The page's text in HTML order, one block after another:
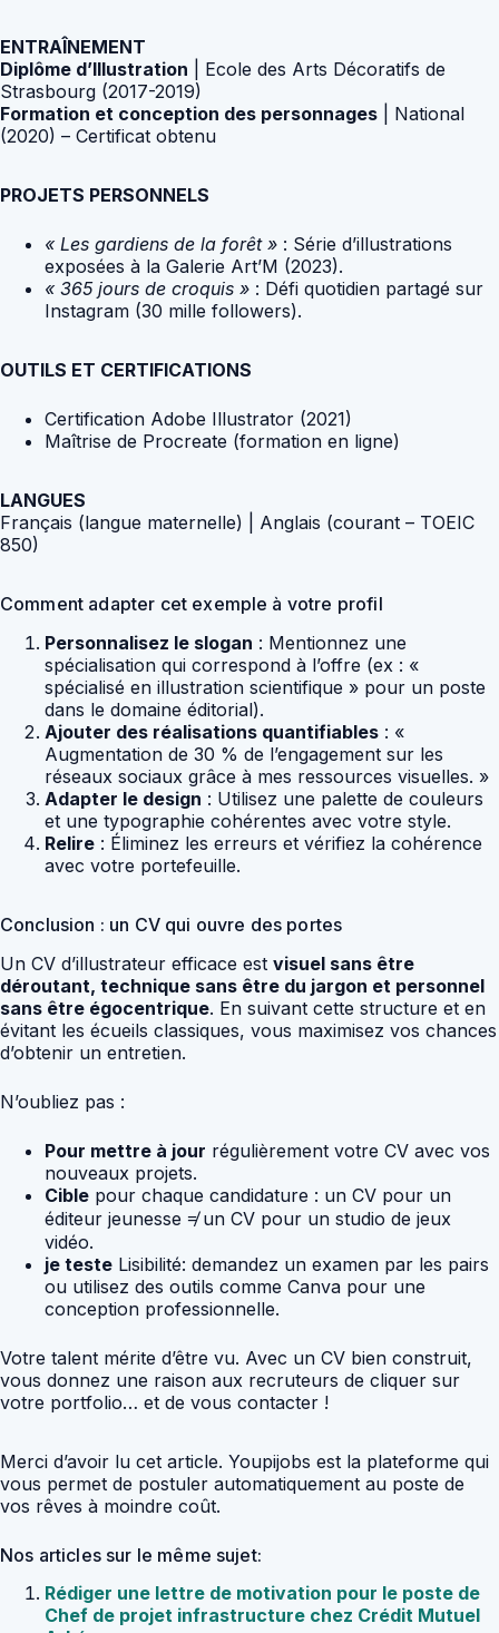
ENTRAÎNEMENT
Diplôme d’Illustration | Ecole des Arts Décoratifs de
Strasbourg (2017-2019)
Formation et conception des personnages | National
(2020) – Certificat obtenu
PROJETS PERSONNELS
« Les gardiens de la forêt » : Série d’illustrations
exposées à la Galerie Art’M (2023).
« 365 jours de croquis » : Défi quotidien partagé sur
Instagram (30 mille followers).
OUTILS ET CERTIFICATIONS
Certification Adobe Illustrator (2021)
Maîtrise de Procreate (formation en ligne)
LANGUES
Français (langue maternelle) | Anglais (courant – TOEIC
850)
Comment adapter cet exemple à votre profil
Personnalisez le slogan : Mentionnez une
spécialisation qui correspond à l’offre (ex : «
spécialisé en illustration scientifique » pour un poste
dans le domaine éditorial).
Ajouter des réalisations quantifiables : «
Augmentation de 30 % de l’engagement sur les
réseaux sociaux grâce à mes ressources visuelles. »
Adapter le design : Utilisez une palette de couleurs
et une typographie cohérentes avec votre style.
Relire : Éliminez les erreurs et vérifiez la cohérence
avec votre portefeuille.
Conclusion : un CV qui ouvre des portes
Un CV d’illustrateur efficace est visuel sans être
déroutant, technique sans être du jargon et personnel
sans être égocentrique. En suivant cette structure et en
évitant les écueils classiques, vous maximisez vos chances
d’obtenir un entretien.
N’oubliez pas :
Pour mettre à jour régulièrement votre CV avec vos
nouveaux projets.
Cible pour chaque candidature : un CV pour un
éditeur jeunesse ≠ un CV pour un studio de jeux
vidéo.
je teste Lisibilité: demandez un examen par les pairs
ou utilisez des outils comme Canva pour une
conception professionnelle.
Votre talent mérite d’être vu. Avec un CV bien construit,
vous donnez une raison aux recruteurs de cliquer sur
votre portfolio… et de vous contacter !
Merci d’avoir lu cet article. Youpijobs est la plateforme qui
vous permet de postuler automatiquement au poste de
vos rêves à moindre coût.
Nos articles sur le même sujet:
Rédiger une lettre de motivation pour le poste de
Chef de projet infrastructure chez Crédit Mutuel